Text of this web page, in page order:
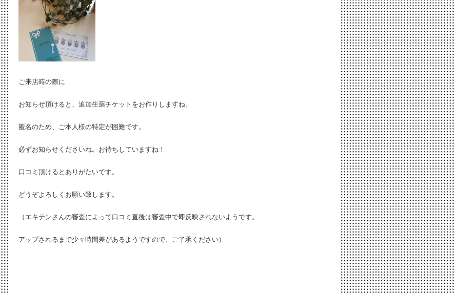
ご来店時の際に
お知らせ頂けると、追加生薬チケットをお作りしますね。
匿名のため、ご本人様の特定が困難です。
必ずお知らせくださいね。お待ちしていますね！
口コミ頂けるとありがたいです。
どうぞよろしくお願い致します。
（エキテンさんの審査によって口コミ直後は審査中で即反映されないようです。
アップされるまで少々時間差があるようですので、ご了承ください）